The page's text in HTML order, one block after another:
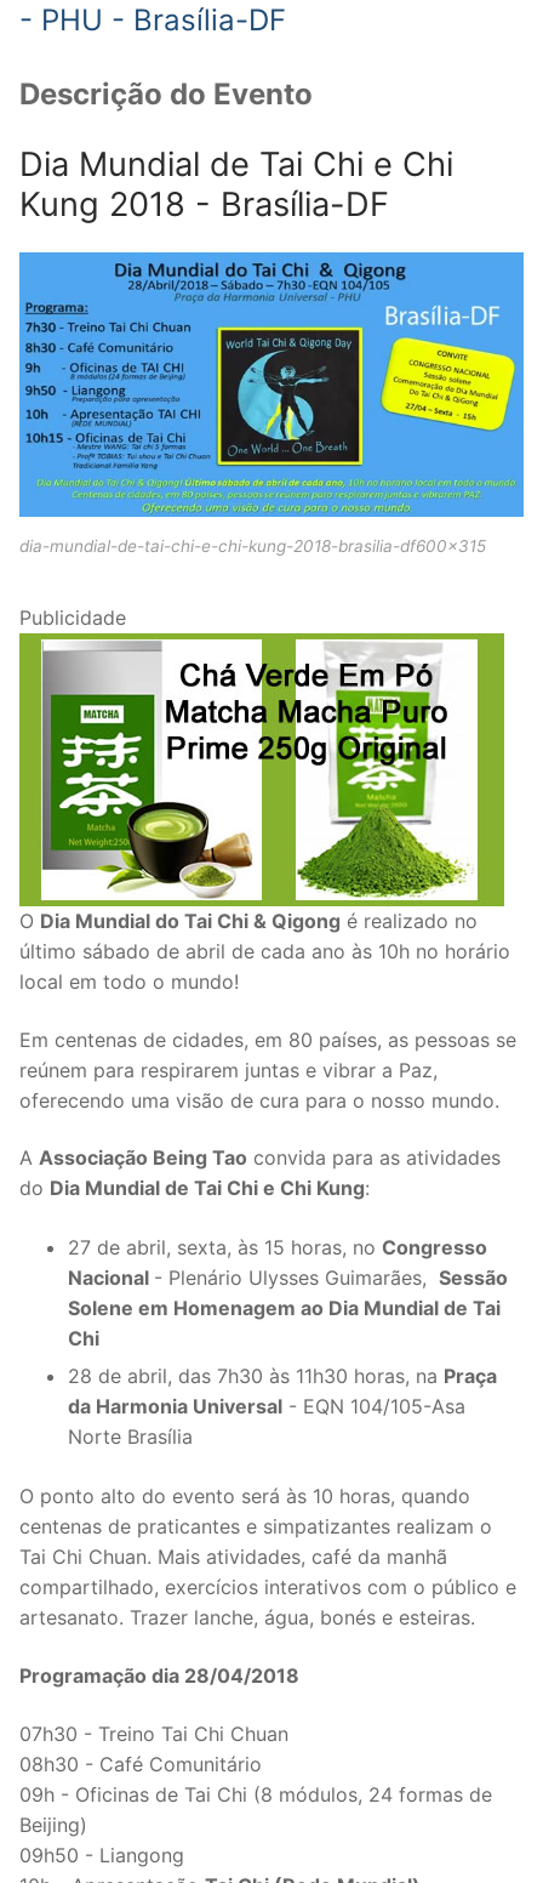
- PHU - Brasília-DF
Descrição do Evento
Dia Mundial de Tai Chi e Chi
Kung 2018 - Brasília-DF
dia-mundial-de-tai-chi-e-chi-kung-2018-brasilia-df600x315
Publicidade
O Dia Mundial do Tai Chi & Qigong é realizado no
último sábado de abril de cada ano às 10h no horário
local em todo o mundo!
Em centenas de cidades, em 80 países, as pessoas se
reúnem para respirarem juntas e vibrar a Paz,
oferecendo uma visão de cura para o nosso mundo.
A Associação Being Tao convida para as atividades
do Dia Mundial de Tai Chi e Chi Kung:
27 de abril, sexta, às 15 horas, no Congresso
Nacional - Plenário Ulysses Guimarães, Sessão
Solene em Homenagem ao Dia Mundial de Tai
Chi
28 de abril, das 7h30 às 11h30 horas, na Praça
da Harmonia Universal - EQN 104/105-Asa
Norte Brasília
O ponto alto do evento será às 10 horas, quando
centenas de praticantes e simpatizantes realizam o
Tai Chi Chuan. Mais atividades, café da manhã
compartilhado, exercícios interativos com o público e
artesanato. Trazer lanche, água, bonés e esteiras.
Programação dia 28/04/2018
07h30 - Treino Tai Chi Chuan
08h30 - Café Comunitário
09h - Oficinas de Tai Chi (8 módulos, 24 formas de
Beijing)
09h50 - Liangong